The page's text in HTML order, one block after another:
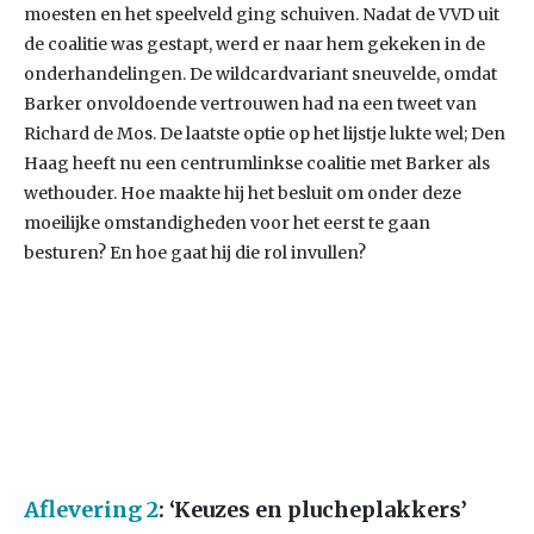
moesten en het speelveld ging schuiven. Nadat de VVD uit
de coalitie was gestapt, werd er naar hem gekeken in de
onderhandelingen. De wildcardvariant sneuvelde, omdat
Barker onvoldoende vertrouwen had na een tweet van
Richard de Mos. De laatste optie op het lijstje lukte wel; Den
Haag heeft nu een centrumlinkse coalitie met Barker als
wethouder. Hoe maakte hij het besluit om onder deze
moeilijke omstandigheden voor het eerst te gaan
besturen? En hoe gaat hij die rol invullen?
Aflevering 2: ‘Keuzes en plucheplakkers’